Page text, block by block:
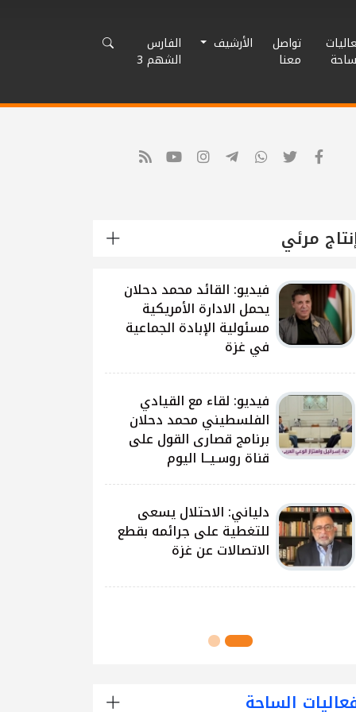
تواصل
معنا
الأرشيف الفارس
الشهم 3
مرئي
شاهد: لقاء القيادي
الفلسطيني محمد دحلان
حول تطورات الحرب
الاسرائيلية
النيرب: اللجنة الوطنية
للشراكة والتنمية بدأت بتوزيع
آلاف الحقائب على الطلبة
اللجنة الوطنية للشراكة
والتنمية تُنفذ مشروع توزيع
محافظة رفح
الساحة